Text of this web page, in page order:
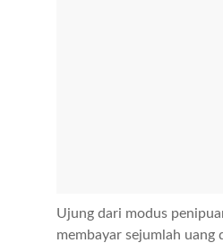
Ujung dari modus
membayar sejumlah